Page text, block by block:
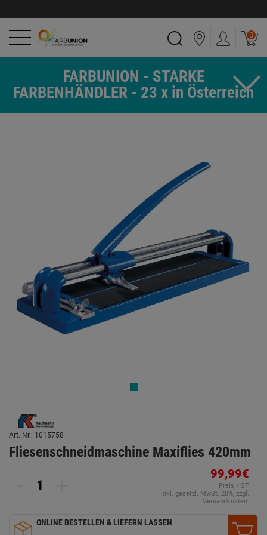
0
FARBUNION - STARKE
FARBENHÄNDLER - 23 x in Österreich
Art. Nr.: 1015758
Fliesenschneidmaschine Maxiflies 420mm
99,99€
Preis / ST
inkl. gesetzl. MwSt. 20%, zzgl.
Versandkosten.
ONLINE BESTELLEN & LIEFERN LASSEN